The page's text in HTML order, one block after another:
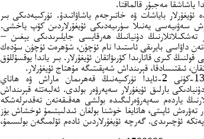
ياشاشقا مەجبۇر قالماقتا.
ئۇيغۇرلار باياشات ۋە خاتىرجەم ياشاۋاتىدۇ. تۈركىيەدىكى بىر
سەۋىيەسى يەنىلا سۈرىيەدىكى ئۇيغۇرلاردىن كۆپ ياخشى.
تەشكىلاتلارنىڭ دۇنيانىڭ ھەرقايسى جايلىرىدىكى يېغىن –
داۋاسى بايرىقى ئاستىدا نام ئۈچۈن، شۆھرەت ئۈچۈن سۇدەك
كىرى قاتارىدا كۆرىۋاتقان ئۇيغۇرلار. بىر ياندا يوقسۇللۇق
ئىقتىسادقا، قېرىنداش شەپقىتىگە مۇھتاج ئۇيغۇرلار.
باشقا مىساللارنى قويۇپ تۇرساقمۇ، 2023-09-13-كۈنى 2-ئايدا تۈركىيەنىڭ قەھرىمان ماراش ۋە ھاتاي
بارلىق ئۇيغۇرلار سەپەرۋەر بولدى. ئەلبەتتە قېرىنداش
ياردەم سەپەرۋەرلىگىدە بولشى ھەقىقەتەن تەقدىرلەشكە
ئاپىتى، ھاتايغا خوشنا بولغان ئىدلىبتىمۇ ئوخشاش يۈز
ئۇچىرىدى. گەرچە ئۇيغۇرلاردىن ئادەم ئۆلمىگەن بولسىمۇ،